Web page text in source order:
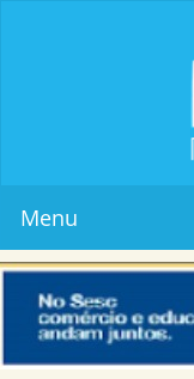
Menu